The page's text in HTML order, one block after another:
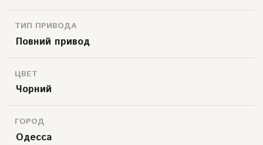
ТИП ПРИВОДА
Повний привод
ЦВЕТ
Чорний
ГОРОД
Одесса